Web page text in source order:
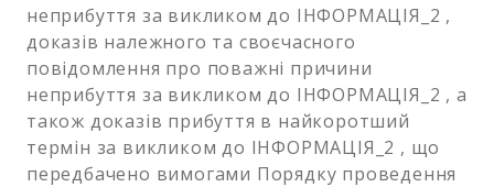
неприбуття за викликом до ІНФОРМАЦІЯ_2 ,
доказів належного та своєчасного
повідомлення про поважні причини
неприбуття за викликом до ІНФОРМАЦІЯ_2 , а
також доказів прибуття в найкоротший
термін за викликом до ІНФОРМАЦІЯ_2 , що
передбачено вимогами Порядку проведення